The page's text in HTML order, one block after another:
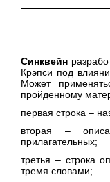
Синквейн
Крэпси под
Может
пройденному
первая строка –
вторая –
прилагательных;
третья – строка
тремя словами;